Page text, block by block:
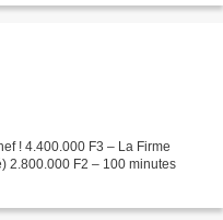
! 4.400.000 F3 – La Firme
2.800.000 F2 – 100 minutes